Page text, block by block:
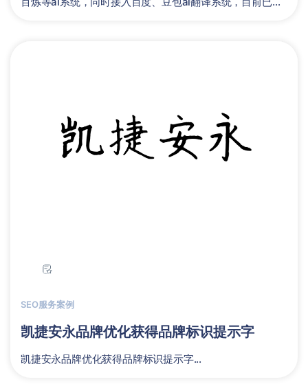
SEO服务案例
凯捷安永品牌优化获得品牌标识提示字
凯捷安永品牌优化获得品牌标识提示字...